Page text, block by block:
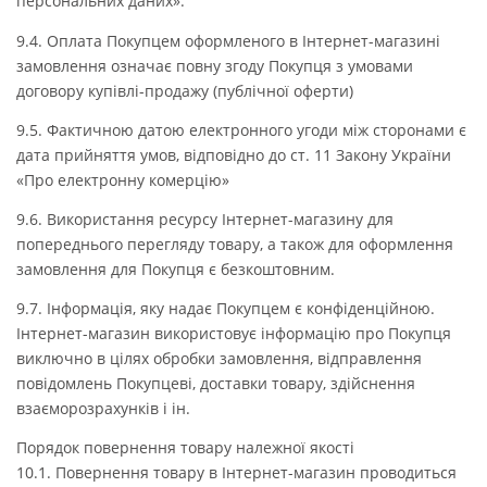
9.4. Оплата Покупцем оформленого в Інтернет-магазині
замовлення означає повну згоду Покупця з умовами
договору купівлі-продажу (публічної оферти)
9.5. Фактичною датою електронного угоди між сторонами є
дата прийняття умов, відповідно до ст. 11 Закону України
«Про електронну комерцію»
9.6. Використання ресурсу Інтернет-магазину для
попереднього перегляду товару, а також для оформлення
замовлення для Покупця є безкоштовним.
9.7. Інформація, яку надає Покупцем є конфіденційною.
Інтернет-магазин використовує інформацію про Покупця
виключно в цілях обробки замовлення, відправлення
повідомлень Покупцеві, доставки товару, здійснення
взаєморозрахунків і ін.
Порядок повернення товару належної якості
10.1. Повернення товару в Інтернет-магазин проводиться